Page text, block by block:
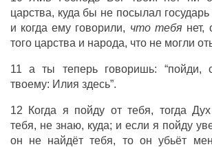
царства, куда бы не посылал государь
и когда ему говорили, что тебя нет,
того царства и народа, что не могли
11 а ты теперь говоришь: “пойди,
твоему: Илия здесь”.
12 Когда я пойду от тебя, тогда
тебя, не знаю, куда; и если я пойду
он не найдёт тебя, то он убьёт